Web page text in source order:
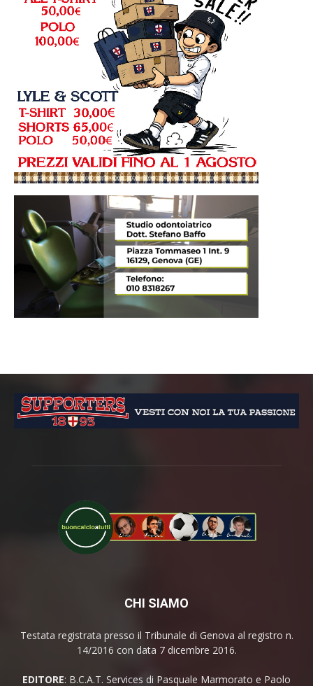
CHI SIAMO
Testata registrata presso il Tribunale di Genova al registro n.
14/2016 con data 7 dicembre 2016.
EDITORE: B.C.A.T. Services di Pasquale Marmorato e Paolo